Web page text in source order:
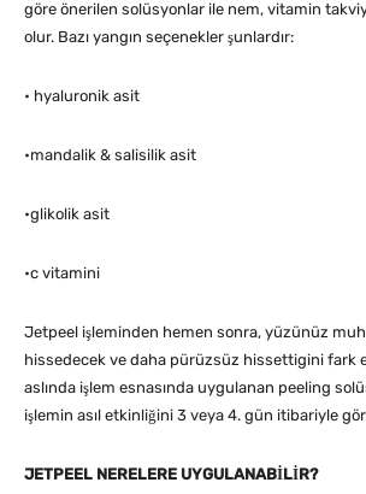
göre önerilen solüsyonlar ile nem, vitamin
olur. Bazı yangın seçenekler şunlardır:
• hyaluronik asit
•mandalik & salisilik asit
•glikolik asit
•c vitamini
Jetpeel işleminden hemen sonra, yüzünüz
hissedecek ve daha pürüzsüz hissettigini fark
aslında işlem esnasında uygulanan peeling
işlemin asıl etkinliğini 3 veya 4. gün itibariyle
JETPEEL NERELERE UYGULANABİLİR?